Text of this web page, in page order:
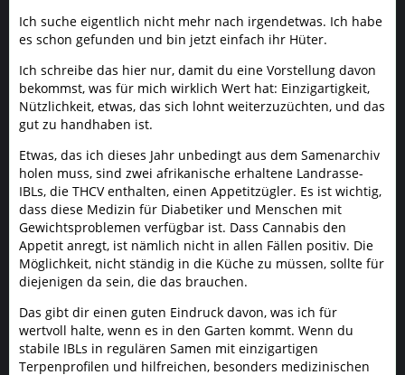
Ich suche eigentlich nicht mehr nach irgendetwas. Ich habe
es schon gefunden und bin jetzt einfach ihr Hüter.
Ich schreibe das hier nur, damit du eine Vorstellung davon
bekommst, was für mich wirklich Wert hat: Einzigartigkeit,
Nützlichkeit, etwas, das sich lohnt weiterzuzüchten, und das
gut zu handhaben ist.
Etwas, das ich dieses Jahr unbedingt aus dem Samenarchiv
holen muss, sind zwei afrikanische erhaltene Landrasse-
IBLs, die THCV enthalten, einen Appetitzügler. Es ist wichtig,
dass diese Medizin für Diabetiker und Menschen mit
Gewichtsproblemen verfügbar ist. Dass Cannabis den
Appetit anregt, ist nämlich nicht in allen Fällen positiv. Die
Möglichkeit, nicht ständig in die Küche zu müssen, sollte für
diejenigen da sein, die das brauchen.
Das gibt dir einen guten Eindruck davon, was ich für
wertvoll halte, wenn es in den Garten kommt. Wenn du
stabile IBLs in regulären Samen mit einzigartigen
Terpenprofilen und hilfreichen, besonders medizinischen